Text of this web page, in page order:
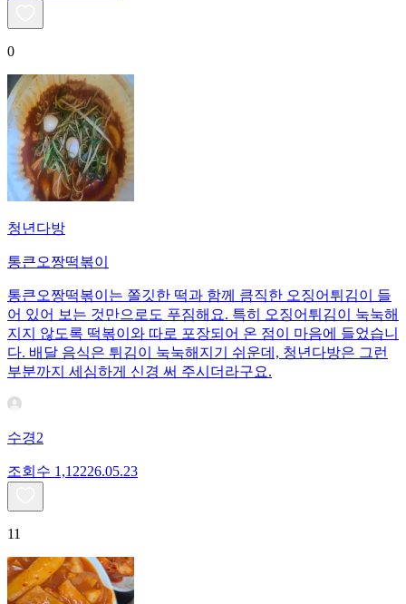
0
청년다방
통큰오짱떡볶이
통큰오짱떡볶이는 쫄깃한 떡과 함께 큼직한 오징어튀김이 들
어 있어 보는 것만으로도 푸짐해요. 특히 오징어튀김이 눅눅해
지지 않도록 떡볶이와 따로 포장되어 온 점이 마음에 들었습니
다. 배달 음식은 튀김이 눅눅해지기 쉬운데, 청년다방은 그런
부분까지 세심하게 신경 써 주시더라구요.
수경2
조회수 1,12226.05.23
11